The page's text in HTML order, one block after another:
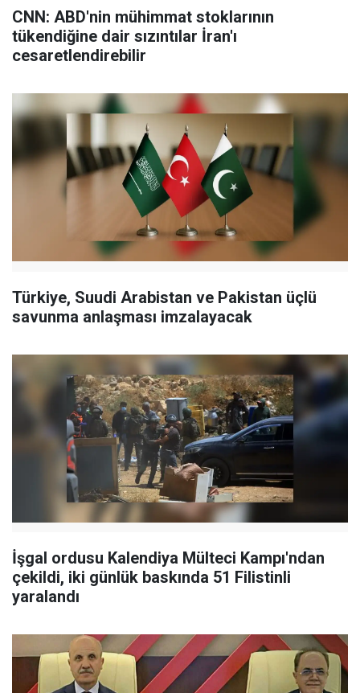
CNN: ABD'nin mühimmat stoklarının
tükendiğine dair sızıntılar İran'ı
cesaretlendirebilir
Türkiye, Suudi Arabistan ve Pakistan üçlü
savunma anlaşması imzalayacak
İşgal ordusu Kalendiya Mülteci Kampı'ndan
çekildi, iki günlük baskında 51 Filistinli
yaralandı